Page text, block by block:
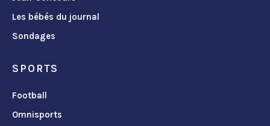
Les bébés du journal
Sondages
SPORTS
Football
Omnisports